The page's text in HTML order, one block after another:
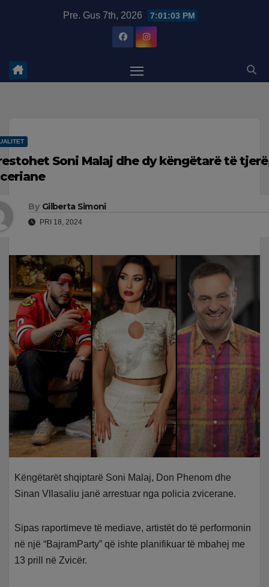
Pre. Gus 7th, 2026 7:01:04 PM
Soni Malaj dhe dy këngëtarë të
By Gilberta Simoni
PRI 18, 2024
Këngëtarët shqiptarë Soni Malaj, Don Phenom dhe
Sinan Vllasaliu janë arrestuar nga policia zvicerane.
Sipas raportimeve të mediave, artistët do të performonin
në një “BajramParty” që ishte planifikuar të mbahej me
13 prill në Zvicër.